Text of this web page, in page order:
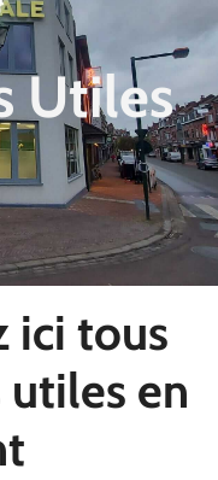
Utiles
ici tous
en